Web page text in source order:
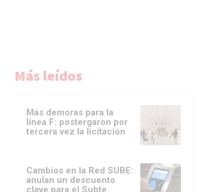
Más leídos
Más demoras para la
línea F: postergaron por
tercera vez la licitación
Cambios en la Red SUBE:
anulan un descuento
clave para el Subte